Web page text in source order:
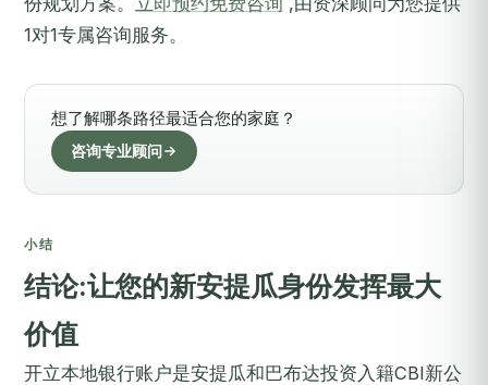
1对1专属咨询服务。
想了解哪条路径最适合您的家庭？
咨询专业顾问
小结
结论:让您的新安提瓜身份发挥最大
价值
开立本地银行账户是安提瓜和巴布达投资入籍CBI新公